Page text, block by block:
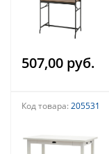
507,00 руб.
Код товара: 205531